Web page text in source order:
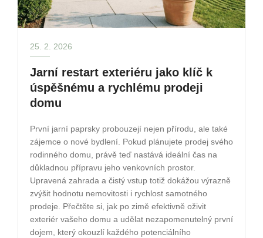
25. 2. 2026
Jarní restart exteriéru jako klíč k
úspěšnému a rychlému prodeji
domu
První jarní paprsky probouzejí nejen přírodu, ale také
zájemce o nové bydlení. Pokud plánujete prodej svého
rodinného domu, právě teď nastává ideální čas na
důkladnou přípravu jeho venkovních prostor.
Upravená zahrada a čistý vstup totiž dokážou výrazně
zvýšit hodnotu nemovitosti i rychlost samotného
prodeje. Přečtěte si, jak po zimě efektivně oživit
exteriér vašeho domu a udělat nezapomenutelný první
dojem, který okouzlí každého potenciálního